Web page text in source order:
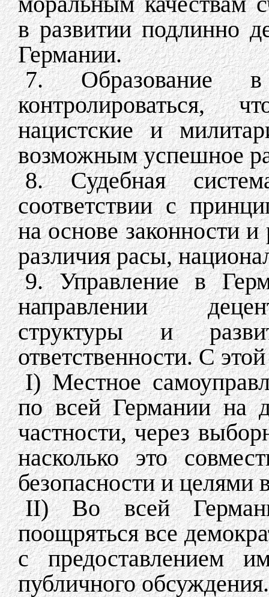
в развитии подлинно
Германии.
7. Образование
контролироваться,
нацистские и
возможным успешное
8. Судебная
соответствии с
на основе законности
различия расы,
9. Управление в
направлении
структуры и
ответственности. С
I) Местное
по всей Германии на
частности, через
насколько это
безопасности и целями
II) Во всей
поощряться все
с предоставлением
публичного обсуждения.